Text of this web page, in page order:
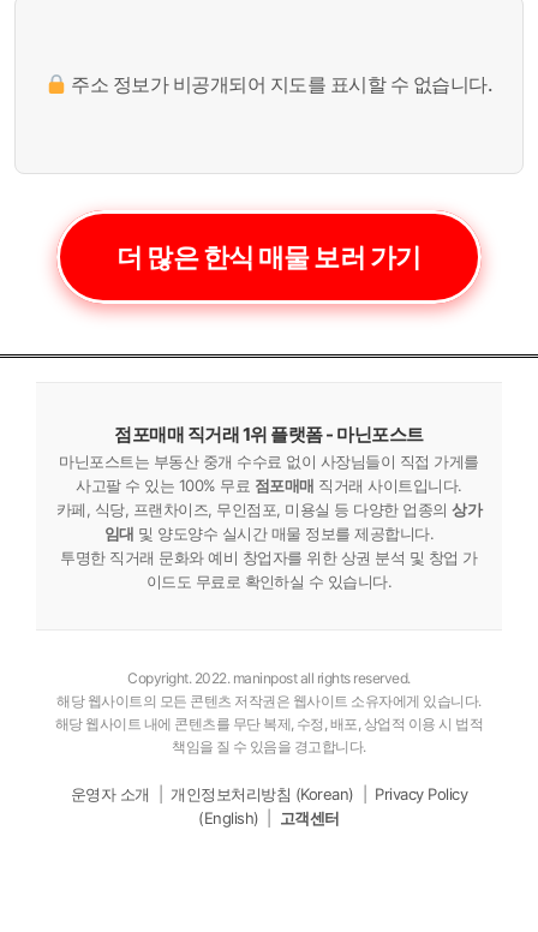
주소 정보가 비공개되어 지도를 표시할 수 없습니다.
더 많은 한식 매물 보러 가기
점포매매 직거래 1위 플랫폼 - 마닌포스트
마닌포스트는 부동산 중개 수수료 없이 사장님들이 직접 가게를
사고팔 수 있는 100% 무료 점포매매 직거래 사이트입니다.
카페, 식당, 프랜차이즈, 무인점포, 미용실 등 다양한 업종의상가
임대 및 양도양수 실시간 매물 정보를 제공합니다.
투명한 직거래 문화와 예비 창업자를 위한 상권 분석 및 창업 가
이드도 무료로 확인하실 수 있습니다.
Copyright. 2022. maninpost all rights reserved.
해당 웹사이트의 모든 콘텐츠 저작권은 웹사이트 소유자에게 있습니다.
해당 웹사이트 내에 콘텐츠를 무단 복제, 수정, 배포, 상업적 이용 시 법적
책임을 질 수 있음을 경고합니다.
운영자 소개 |개인정보처리방침 (Korean)
Privacy Policy
(English)
고객센터